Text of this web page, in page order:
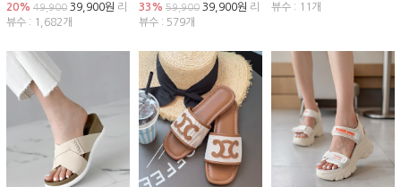
20% 49,900 39,900원 리
뷰수 : 1,682개
33% 59,90039,900원 리
뷰수 : 579개
뷰수 : 11개